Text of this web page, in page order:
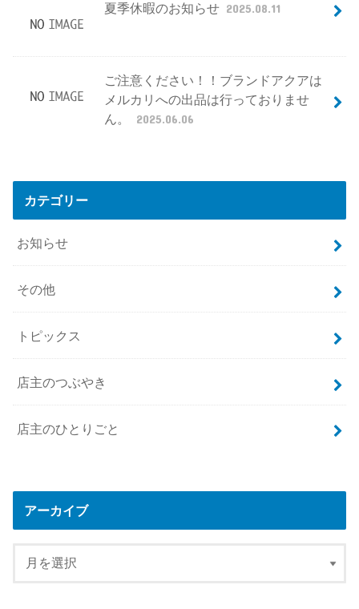
夏季休暇のお知らせ 2025.08.11
ご注意ください！！ブランドアクアは
メルカリへの出品は行っておりませ
ん。
2025.06.06
カテゴリー
お知らせ
その他
トピックス
店主のつぶやき
店主のひとりごと
アーカイブ